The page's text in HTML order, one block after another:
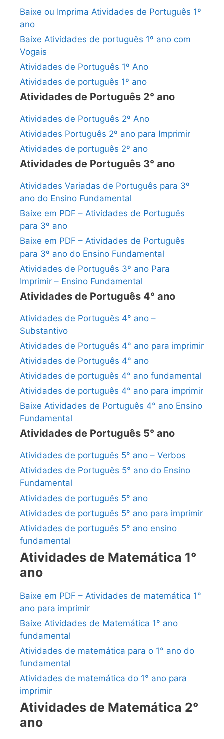
Baixe ou Imprima Atividades de Português 1º
ano
Baixe Atividades de português 1º ano com
Vogais
Atividades de Português 1º Ano
Atividades de português 1º ano
Atividades de Português 2° ano
Atividades de Português 2º Ano
Atividades Português 2º ano para Imprimir
Atividades de português 2º ano
Atividades de Português 3° ano
Atividades Variadas de Português para 3º
ano do Ensino Fundamental
Baixe em PDF – Atividades de Português
para 3º ano
Baixe em PDF – Atividades de Português
para 3º ano do Ensino Fundamental
Atividades de Português 3º ano Para
Imprimir – Ensino Fundamental
Atividades de Português 4° ano
Atividades de Português 4° ano –
Substantivo
Atividades de Português 4° ano para imprimir
Atividades de Português 4° ano
Atividades de português 4° ano fundamental
Atividades de português 4° ano para imprimir
Baixe Atividades de Português 4° ano Ensino
Fundamental
Atividades de Português 5° ano
Atividades de português 5° ano – Verbos
Atividades de Português 5° ano do Ensino
Fundamental
Atividades de português 5° ano
Atividades de português 5° ano para imprimir
Atividades de português 5° ano ensino
fundamental
Atividades de Matemática 1°
ano
Baixe em PDF – Atividades de matemática 1°
ano para imprimir
Baixe Atividades de Matemática 1° ano
fundamental
Atividades de matemática para o 1° ano do
fundamental
Atividades de matemática do 1° ano para
imprimir
Atividades de Matemática 2°
ano